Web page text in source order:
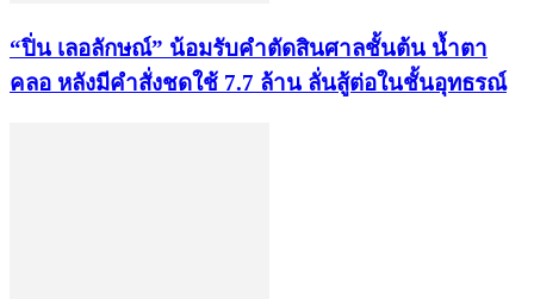
“ปิ่น เลอลักษณ์” น้อมรับคำตัดสินศาลชั้นต้น น้ำตา
คลอ หลังมีคำสั่งชดใช้ 7.7 ล้าน ลั่นสู้ต่อในชั้นอุทธรณ์